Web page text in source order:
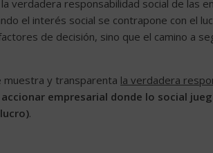
verdadera responsabilidad social de las
el interés social se contrapone con el
de decisión, sino que el camino a
muestra y transparenta la verdadera
accionar empresarial donde lo social
.